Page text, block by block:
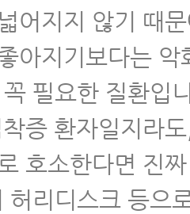
어지지 않기 때
아지기보다는 악
필요한 질환입
증 환자일지라
호소한다면 진
허리디스크 등으